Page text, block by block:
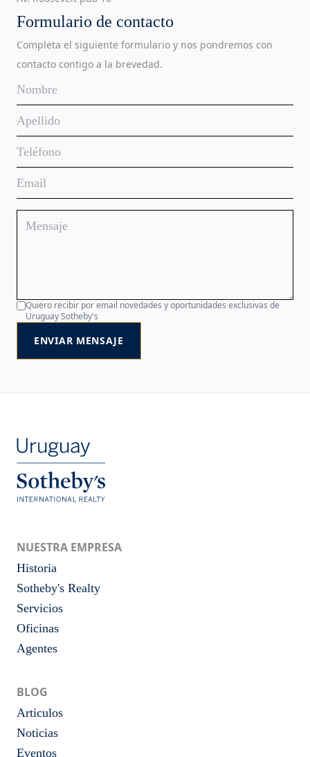
Formulario de contacto
Completa el siguiente formulario y nos pondremos con
contacto contigo a la brevedad.
Quiero recibir por email novedades y oportunidades exclusivas de
Uruguay Sotheby's
ENVIAR MENSAJE
NUESTRA EMPRESA
Historia
Sotheby's Realty
Servicios
Oficinas
Agentes
BLOG
Articulos
Noticias
Eventos